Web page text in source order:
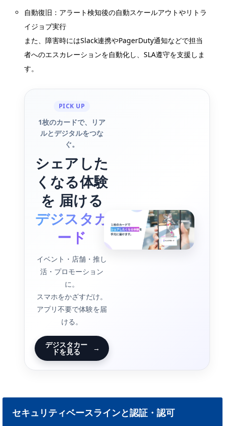
自動復旧：アラート検知後の自動スケールアウトやリトラ
イジョブ実行
また、障害時にはSlack連携やPagerDuty通知などで担当
者へのエスカレーションを自動化し、SLA遵守を支援しま
す。
PICK UP
1枚のカードで、リア
ルとデジタルをつな
ぐ。
シェアした
くなる体験
を 届ける
デジスタカ
ード
イベント・店舗・推し
活・プロモーション
に。
スマホをかざすだけ。
アプリ不要で体験を届
ける。
デジスタカー
ドを見る →
セキュリティベースラインと認証・認可